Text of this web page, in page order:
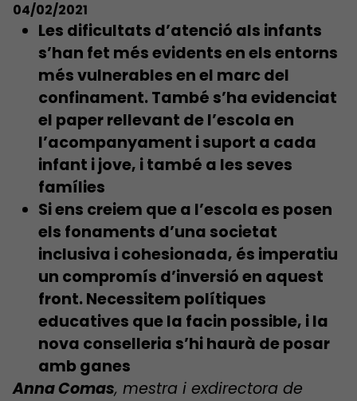
04/02/2021
Les dificultats d’atenció als infants
s’han fet més evidents en els entorns
més vulnerables en el marc del
confinament. També s’ha evidenciat
el paper rellevant de l’escola en
l’acompanyament i suport a cada
infant i jove, i també a les seves
famílies
Si ens creiem que a l’escola es posen
els fonaments d’una societat
inclusiva i cohesionada, és imperatiu
un compromís d’inversió en aquest
front.Necessitem polítiques
educatives que la facin possible, i la
nova conselleria s’hi haurà de posar
amb ganes
Anna Comas, mestra i exdirectora de